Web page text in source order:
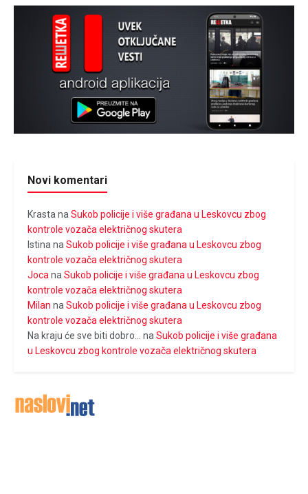
Novi komentari
Krasta na Sukob policije i više građana u Leskovcu zbog
kontrole vozača električnog skutera
Istina na Sukob policije i više građana u Leskovcu zbog
kontrole vozača električnog skutera
Joca na Sukob policije i više građana u Leskovcu zbog
kontrole vozača električnog skutera
Milan na Sukob policije i više građana u Leskovcu zbog
kontrole vozača električnog skutera
Na kraju će sve biti dobro...
na Sukob policije i više građana
u Leskovcu zbog kontrole vozača električnog skutera